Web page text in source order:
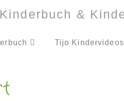
Tijo Kindervideos